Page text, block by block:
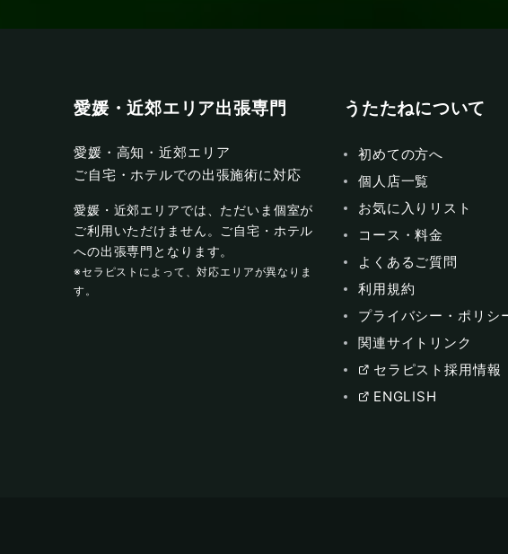
愛媛・近郊エリア出張専門
愛媛・高知・近郊エリア
ご自宅・ホテルでの出張施術に対応
愛媛・近郊エリアでは、ただいま個室が
ご利用いただけません。ご自宅・ホテル
への出張専門となります。
※セラピストによって、対応エリアが異なりま
す。
うたたねについて
初めての方へ
個人店一覧
お気に入りリスト
コース・料金
よくあるご質問
利用規約
プライバシー・ポリシ
関連サイトリンク
セラピスト採用情報
ENGLISH